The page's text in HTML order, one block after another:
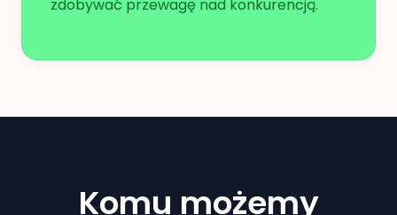
zdobywać przewagę nad konkurencją.
Komu możemy